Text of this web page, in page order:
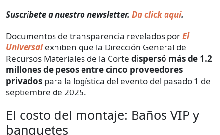
Suscríbete a nuestro newsletter. Da click aquí.
Documentos de transparencia revelados porEl
Universalexhiben que la Dirección General de
Recursos Materiales de la Corte dispersó más de 1.2
millones de pesos entre cinco proveedores
privados para la logística del evento del pasado 1 de
septiembre de 2025.
El costo del montaje: Baños VIP y
banquetes